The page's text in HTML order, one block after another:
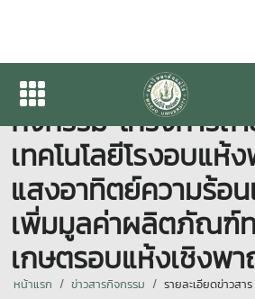
นักศึกษา วิชาเอกน
กิจกรรม โครงการถ่
เทคโนโลยีโรงอบแห้
แสงอาทิตย์ความร้อ
เพิ่มมูลค่าผลิตภัณฑ์
เกษตรอบแห้งเชิงพ
หน้าแรก ข่าวสารกิจกรรม รายละเอียดข่าวสาร